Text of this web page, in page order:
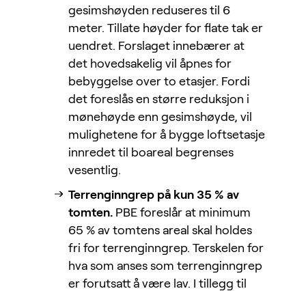
gesimshøyden reduseres til 6
meter. Tillate høyder for flate tak er
uendret. Forslaget innebærer at
det hovedsakelig vil åpnes for
bebyggelse over to etasjer. Fordi
det foreslås en større reduksjon i
mønehøyde enn gesimshøyde, vil
mulighetene for å bygge loftsetasje
innredet til boareal begrenses
vesentlig.
Terrenginngrep på kun 35 % av
tomten. PBE foreslår at minimum
65 % av tomtens areal skal holdes
fri for terrenginngrep. Terskelen for
hva som anses som terrenginngrep
er forutsatt å være lav. I tillegg til